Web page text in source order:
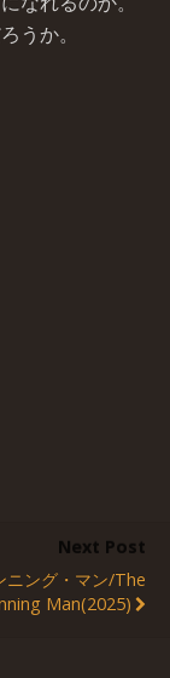
うか。
Next Post
ニング・マン/The
Man(2025)